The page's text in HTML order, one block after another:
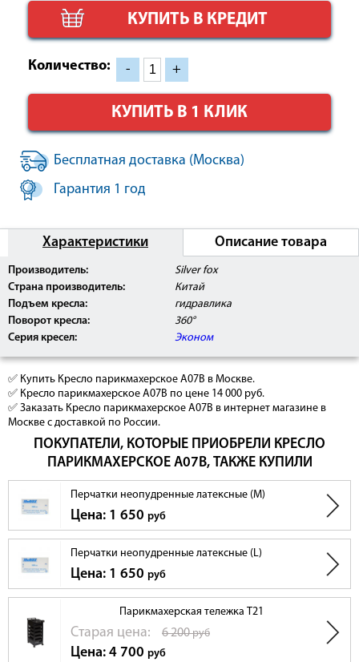
КУПИТЬ В КРЕДИТ
Количество: - +
КУПИТЬ В 1 КЛИК
Бесплатная доставка (Москва)
Гарантия 1 год
Характеристики Описание товара
Производитель:
Silver fox
Страна производитель:
Китай
Подъем кресла:
гидравлика
Поворот кресла:
360°
Серия кресел:
Эконом
✅ Купить Кресло парикмахерское А07B в Москве.
✅ Кресло парикмахерское А07B по цене 14 000 руб.
✅ Заказать Кресло парикмахерское А07B в интернет магазине в
Москве с доставкой по России.
ПОКУПАТЕЛИ, КОТОРЫЕ ПРИОБРЕЛИ КРЕСЛО
ПАРИКМАХЕРСКОЕ А07B, ТАКЖЕ КУПИЛИ
Перчатки неопудренные латексные (M)
Цена: 1 650 руб
Перчатки неопудренные латексные (L)
Цена: 1 650 руб
Парикмахерская тележка T21
Cтарая цена: 6 200руб
Цена: 4 700 руб